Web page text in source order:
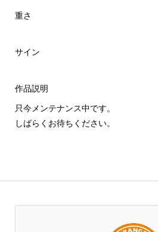
重さ
サイン
作品説明
只今メンテナンス中です。
しばらくお待ちください。